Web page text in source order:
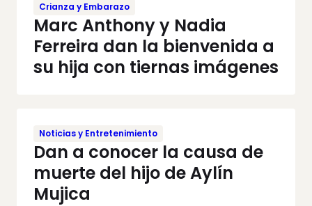
Crianza y Embarazo
Marc Anthony y Nadia
Ferreira dan la bienvenida a
su hija con tiernas imágenes
Noticias y Entretenimiento
Dan a conocer la causa de
muerte del hijo de Aylín
Mujica